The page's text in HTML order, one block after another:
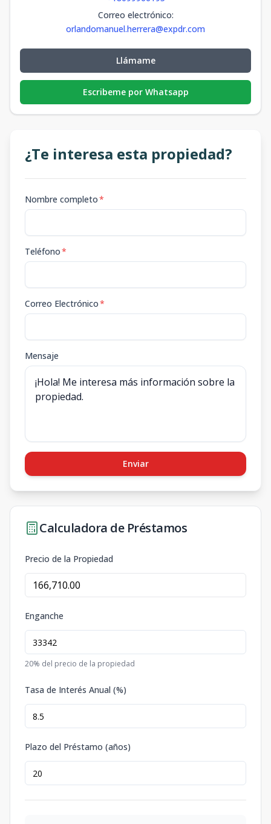
Correo electrónico:
orlandomanuel.herrera@expdr.com
Llámame
Escribeme por Whatsapp
¿Te interesa esta propiedad?
Nombre completo*
Teléfono*
Correo Electrónico*
Mensaje
Enviar
Calculadora de Préstamos
Precio de la Propiedad
Enganche
20% del precio de la propiedad
Tasa de Interés Anual (%)
Plazo del Préstamo (años)